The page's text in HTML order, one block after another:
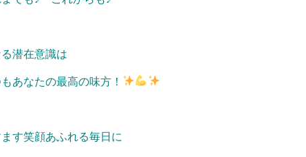
潜在意識は
あなたの最高の味方！
ます笑顔あふれる毎日に